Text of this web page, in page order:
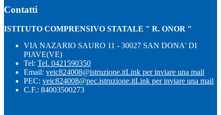
Contatti
ISTITUTO COMPRENSIVO STATALE " R. ONOR "
VIA NAZARIO SAURO 11 - 30027 SAN DONA' DI
PIAVE(VE)
Tel: Tel. 0421590350
Email: veic824008@istruzione.itLink per inviare una mail
PEC: veic824008@pec.istruzione.itLink per inviare una mail
C.F.: 84003500273